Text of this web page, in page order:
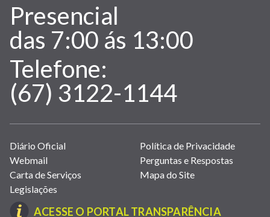
Atendimento:
Presencial
das 7:00 ás 13:00
Telefone:
(67) 3122-1144
Links
úteis
(abrem
em
nova
Diário Oficial
Webmail
Carta de Serviços
Legislações
Política de Privacidade
Perguntas e Respostas
Mapa do Site
ACESSE O PORTAL TRANSPARÊNCIA(LINK